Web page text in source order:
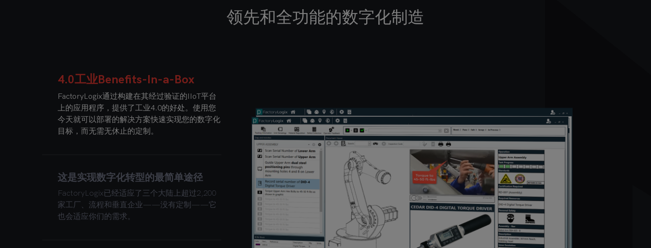
领先和全功能的数字化制造
4.0工业Benefits-In-a-Box
FactoryLogix通过构建在其经过验证的IIoT平台
上的应用程序，提供了工业4.0的好处。使用您
今天就可以部署的解决方案快速实现您的数字化
目标，而无需无休止的定制。
这是实现数字化转型的最简单途径
FactoryLogix已经适应了三个大陆上超过2,200
家工厂、流程和垂直企业——没有定制——它
也会适应你们的需求。